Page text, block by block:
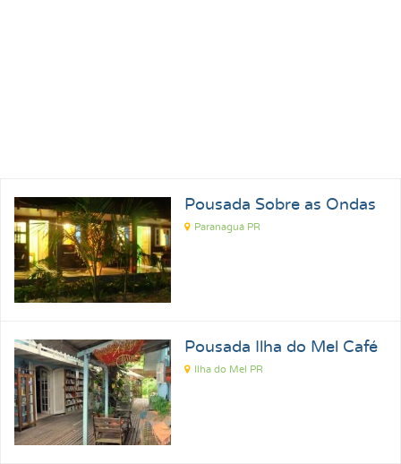
Pousada Sobre as Ondas
Paranaguá PR
Pousada Ilha do Mel Café
Ilha do Mel PR